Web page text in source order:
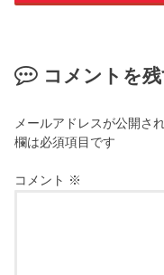
コメントを
メールアドレスが公開さ
欄は必須項目です
コメント ※